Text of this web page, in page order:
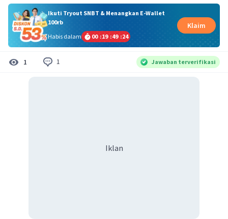
Ikuti Tryout SNBT & Menangkan E-Wallet
100rb
Habis dalam
00 :19 :49 :23
Klaim
1 1 Jawaban terverifikasi
Iklan